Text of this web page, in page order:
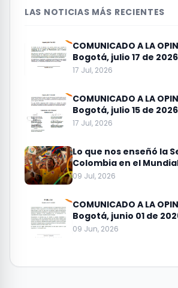
LAS NOTICIAS MÁS RECIENTES
COMUNICADO A LA
Bogotá, julio 17 de 2026
17 Jul, 2026
COMUNICADO A LA
Bogotá, julio 15 de 2026
17 Jul, 2026
Lo que nos enseñó la
Colombia en el
09 Jul, 2026
COMUNICADO A LA
Bogotá, junio 01 de
09 Jun, 2026